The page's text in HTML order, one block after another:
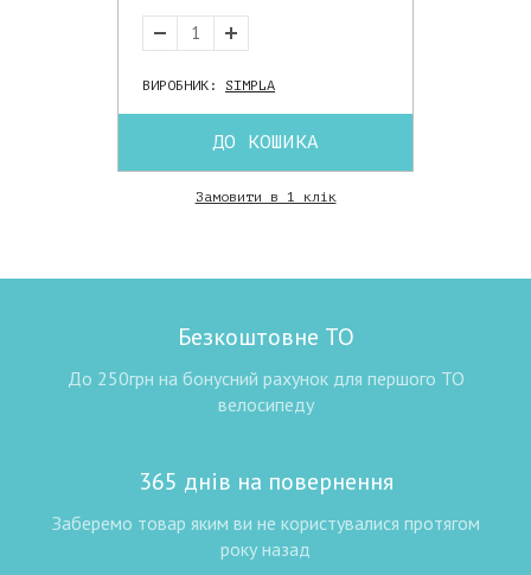
ВИРОБНИК: SIMPLA
ДО КОШИКА
Замовити в 1 клік
Безкоштовне ТО
До 250грн на бонусний рахунок для першого ТО
велосипеду
365 днів на повернення
Заберемо товар яким ви не користувалися протягом
року назад